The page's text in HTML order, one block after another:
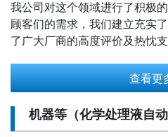
我公司对这个领域进行了积极
顾客们的需求，我们建立充实
了广大厂商的高度评价及热忱支
查看更
机器等（化学处理液自动